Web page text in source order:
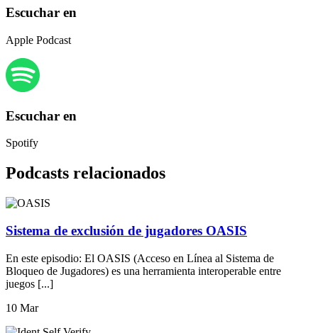
Escuchar en
Apple Podcast
Escuchar en
Spotify
Podcasts relacionados
Sistema de exclusión de jugadores OASIS
En este episodio: El OASIS (Acceso en Línea al Sistema de
Bloqueo de Jugadores) es una herramienta interoperable entre
juegos [...]
10 Mar